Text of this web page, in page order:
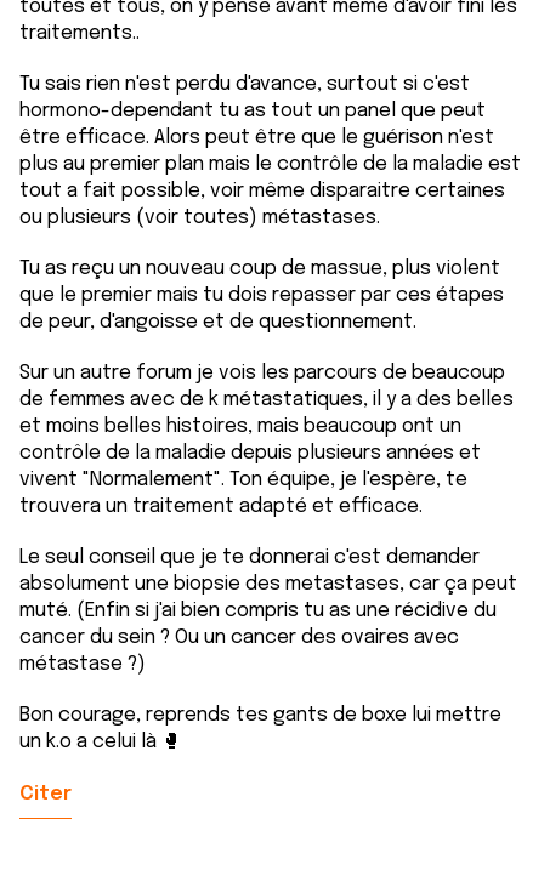
toutes et tous, on y pense avant même d'avoir fini les
traitements..
Tu sais rien n'est perdu d'avance, surtout si c'est
hormono-dependant tu as tout un panel que peut
être efficace. Alors peut être que le guérison n'est
plus au premier plan mais le contrôle de la maladie est
tout a fait possible, voir même disparaitre certaines
ou plusieurs (voir toutes) métastases.
Tu as reçu un nouveau coup de massue, plus violent
que le premier mais tu dois repasser par ces étapes
de peur, d'angoisse et de questionnement.
Sur un autre forum je vois les parcours de beaucoup
de femmes avec de k métastatiques, il y a des belles
et moins belles histoires, mais beaucoup ont un
contrôle de la maladie depuis plusieurs années et
vivent "Normalement". Ton équipe, je l'espère, te
trouvera un traitement adapté et efficace.
Le seul conseil que je te donnerai c'est demander
absolument une biopsie des metastases, car ça peut
muté. (Enfin si j'ai bien compris tu as une récidive du
cancer du sein ? Ou un cancer des ovaires avec
métastase ?)
Bon courage, reprends tes gants de boxe lui mettre
un k.o a celui là 🥊
Citer